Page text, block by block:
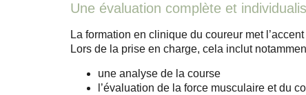
Une évaluation complète et
La formation en clinique du coureur met
Lors de la prise en charge, cela inclut
une analyse de la course
l’évaluation de la force musculaire et du